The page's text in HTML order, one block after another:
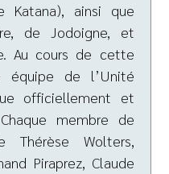
Katana), ainsi que
de Jodoigne, et
Au cours de cette
équipe de l’Unité
officiellement et
membre de
Thérèse Wolters,
Piraprez, Claude